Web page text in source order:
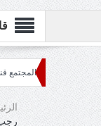
يصنع المجتمع قنابله